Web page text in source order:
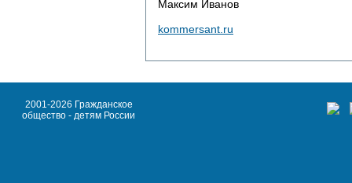
Максим Иванов
kommersant.ru
2001-2026 Гражданское
общество - детям России